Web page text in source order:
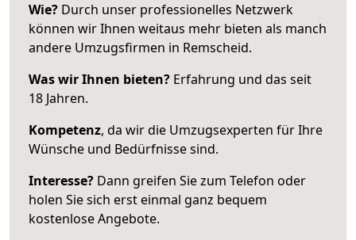
Wie? Durch unser professionelles Netzwerk
können wir Ihnen weitaus mehr bieten als manch
andere Umzugsfirmen in Remscheid.
Was wir Ihnen bieten? Erfahrung und das seit
18 Jahren.
Kompetenz, da wir die Umzugsexperten für Ihre
Wünsche und Bedürfnisse sind.
Interesse? Dann greifen Sie zum Telefon oder
holen Sie sich erst einmal ganz bequem
kostenlose Angebote.